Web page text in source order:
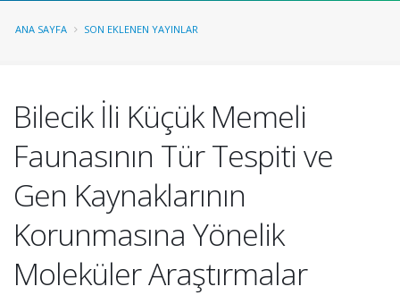
ANA SAYFA SON EKLENEN YAYINLAR
Bilecik İli Küçük Memeli
Faunasının Tür Tespiti ve
Gen Kaynaklarının
Korunmasına Yönelik
Moleküler Araştırmalar